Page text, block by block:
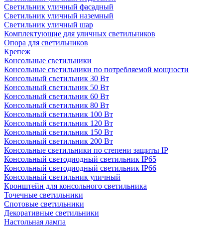
Светильник уличный фасадный
Светильник уличный наземный
Cветильник уличный шар
Комплектующие для уличных светильников
Опора для светильников
Крепеж
Консольные светильники
Консольные светильники по потребляемой мощности
Консольный светильник 30 Вт
Консольный светильник 50 Вт
Консольный светильник 60 Вт
Консольный светильник 80 Вт
Консольный светильник 100 Вт
Консольный светильник 120 Вт
Консольный светильник 150 Вт
Консольный светильник 200 Вт
Консольные светильники по степени защиты IP
Консольный светодиодный светильник IP65
Консольный светодиодный светильник IP66
Консольный светильник уличный
Кронштейн для консольного светильника
Точечные светильники
Спотовые светильники
Декоративные светильники
Настольная лампа